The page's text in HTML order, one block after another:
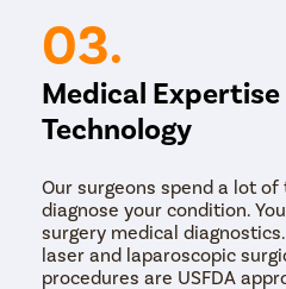
03.
Medical
Technology
Our surgeons spend a lot
diagnose your condition.
surgery medical
laser and laparoscopic
procedures are USFDA